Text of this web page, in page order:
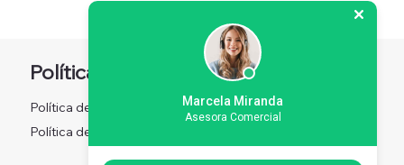
Política
Política de Privacidad
Política de Privacidad
Redes sociales
Facebook
Instagram
X
Marcela Miranda
Asesora Comercial